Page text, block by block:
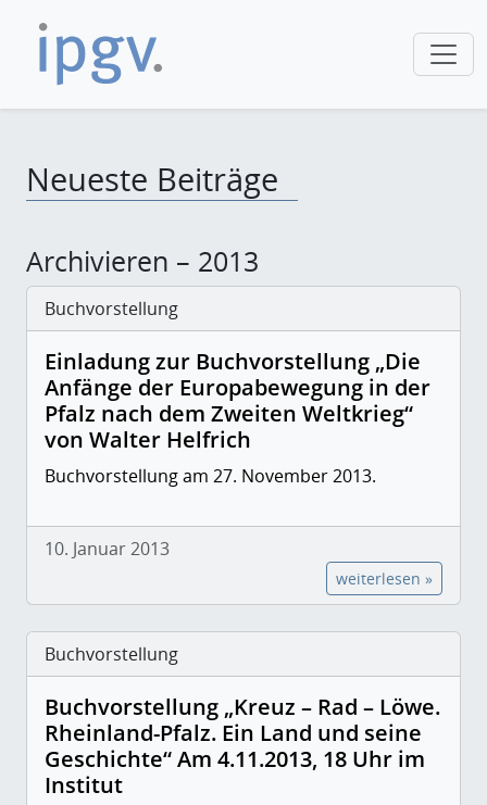
Neueste Beiträge
Archivieren – 2013
Buchvorstellung
Einladung zur Buchvorstellung „Die
Anfänge der Europabewegung in der
Pfalz nach dem Zweiten Weltkrieg“
von Walter Helfrich
Buchvorstellung am 27. November 2013.
10. Januar 2013
weiterlesen »
Buchvorstellung
Buchvorstellung „Kreuz – Rad – Löwe.
Rheinland-Pfalz. Ein Land und seine
Geschichte“ Am 4.11.2013, 18 Uhr im
Institut